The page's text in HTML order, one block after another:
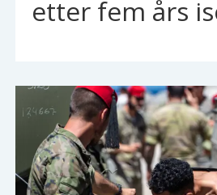
etter fem års